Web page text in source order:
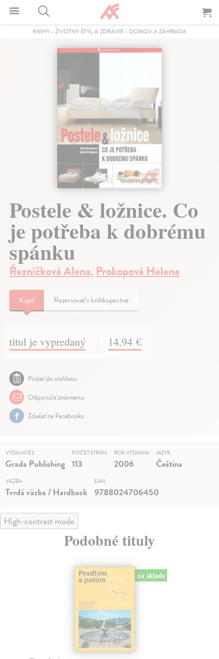
KNIHY - ŽIVOTNÝ ŠTÝL A ZDRAVIE - DOMOV A ZÁHRADA
Postele & ložnice. Co
je potřeba k dobrému
spánku
Řezníčková Alena,Prokopová Helena
Kúpiť Rezervovať v kníhkupectve
titul je vypredaný 14,94 €
Pridať do wishlistu
Odporučiť známemu
Zdielať na Facebooku
VYDAVATEĽ
Grada Publishing
POČET STRÁN
113
ROK VYDANIA
2006
JAZYK
Čeština
VÄZBA
Tvrdá väzba / Hardback
EAN
9788024706450
High-contrast mode
Podobné tituly